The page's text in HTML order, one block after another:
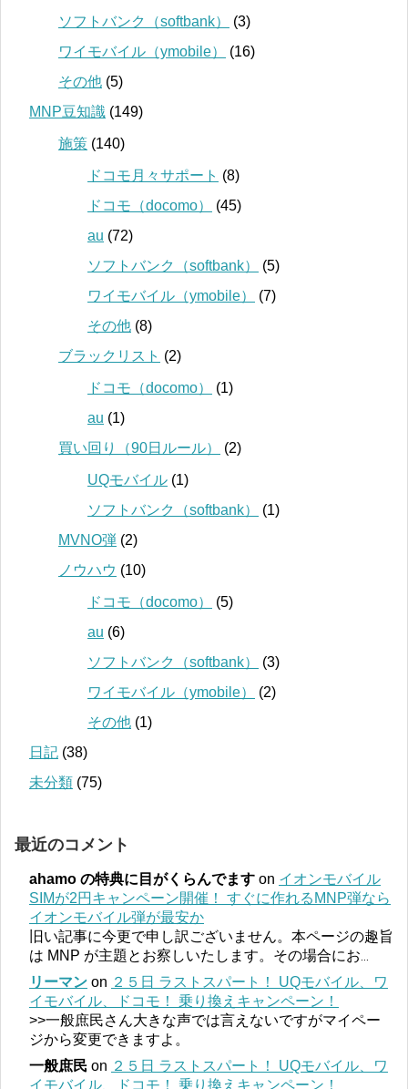
ソフトバンク（softbank）
(3)
ワイモバイル（ymobile）
(16)
その他 (5)
MNP豆知識 (149)
施策 (140)
ドコモ月々サポート (8)
ドコモ（docomo）
(45)
au (72)
ソフトバンク（softbank）
(5)
ワイモバイル（ymobile）
(7)
その他 (8)
ブラックリスト (2)
ドコモ（docomo）
(1)
au (1)
買い回り（90日ルール）
(2)
UQモバイル (1)
ソフトバンク（softbank）
(1)
MVNO弾 (2)
ノウハウ (10)
ドコモ（docomo）
(5)
au (6)
ソフトバンク（softbank）
(3)
ワイモバイル（ymobile）
(2)
その他 (1)
日記 (38)
未分類 (75)
最近のコメント
ahamo の特典に目がくらんでます on イオンモバイル
SIMが2円キャンペーン開催！ すぐに作れるMNP弾なら
イオンモバイル弾が最安か
旧い記事に今更で申し訳ございません。本ページの趣旨
は MNP が主題とお察しいたします。その場合にお
リーマン on ２５日 ラストスパート！ UQモバイル、ワ
イモバイル、ドコモ！ 乗り換えキャンペーン！
>>一般庶民さん大きな声では言えないですがマイペー
ジから変更できますよ。
一般庶民 on ２５日 ラストスパート！ UQモバイル、ワ
イモバイル、ドコモ！ 乗り換えキャンペーン！